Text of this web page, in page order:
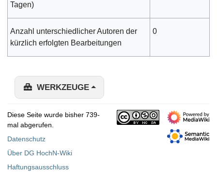
Tagen)
Anzahl unterschiedlicher Autoren der
kürzlich erfolgten Bearbeitungen
0
WERKZEUGE
Diese Seite wurde bisher 739-
mal abgerufen.
Datenschutz
Über DG HochN-Wiki
Haftungsausschluss